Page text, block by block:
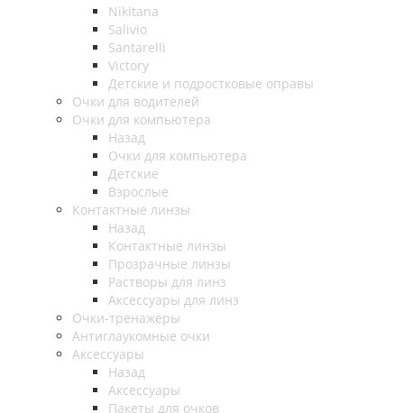
Nikitana
Salivio
Santarelli
Victory
Детские и подростковые оправы
Очки для водителей
Очки для компьютера
Назад
Очки для компьютера
Детские
Взрослые
Контактные линзы
Назад
Контактные линзы
Прозрачные линзы
Растворы для линз
Аксессуары для линз
Очки-тренажеры
Антиглаукомные очки
Аксессуары
Назад
Аксессуары
Пакеты для очков